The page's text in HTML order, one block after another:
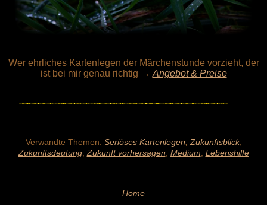
Wer ehrliches Kartenlegen der Märchenstunde vorzieht, der
ist bei mir genau richtig → Angebot & Preise
Verwandte Themen: Seriöses Kartenlegen Zukunftsblick,
Zukunftsdeutung, Zukunft vorhersagen Medium Lebenshilfe
Home